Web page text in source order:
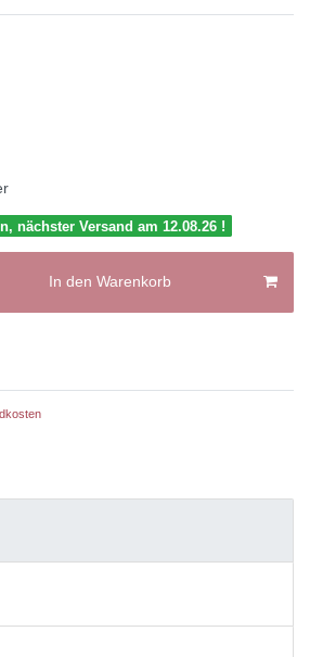
nächster Versand am 12.08.26 !
In den Warenkorb